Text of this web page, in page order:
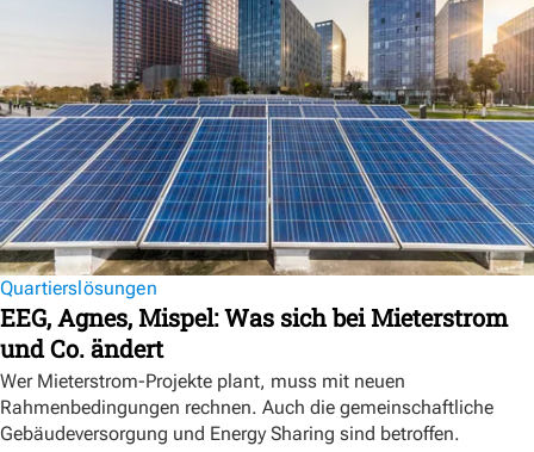
Quartierslösungen
EEG, Agnes, Mispel: Was sich bei Mieterstrom
und Co. ändert
Wer Mieterstrom-Projekte plant, muss mit neuen
Rahmenbedingungen rechnen. Auch die gemeinschaftliche
Gebäudeversorgung und Energy Sharing sind betroffen.